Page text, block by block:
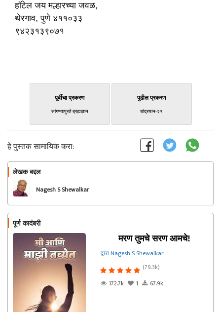
हॉटेल जय मल्हारच्या जवळ,
थेरगाव, पुणे ४११०३३
९४२३१३९०७१
पूर्वीचा प्रकरण
सांगण्यापुरते ब्रह्मज्ञान
पुढील प्रकरण
चांद्रयान-२१
हे पुस्तक सामायिक करा:
लेखक बद्दल
Nagesh S Shewalkar
पूर्ण कादंबरी
मरण तुमचे सरण आमचे!
द्वारा Nagesh S Shewalkar
(79.3k)
172.7k
1 67.9k